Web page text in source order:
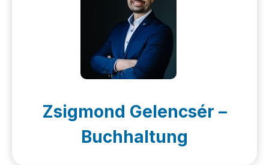
Zsigmond Gelencsér –
Buchhaltung